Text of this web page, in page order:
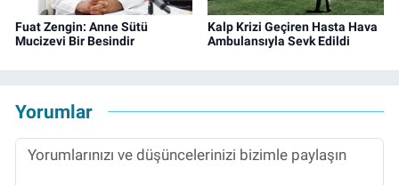
Fuat Zengin: Anne Sütü
Mucizevi Bir Besindir
Kalp Krizi Geçiren Hasta Hava
Ambulansıyla Sevk Edildi
Yorumlar